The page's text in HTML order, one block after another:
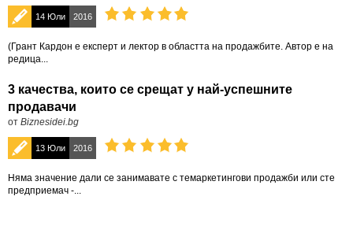
14 Юли 2016
(Грант Кaрдон е експерт и лектор в областта на продажбите. Автор е на
редица...
3 качества, които се срещат у най-успешните
продавачи
от Biznesidei.bg
13 Юли 2016
Няма значение дали се занимавате с темаркетингови продажби или сте
предприемач -...